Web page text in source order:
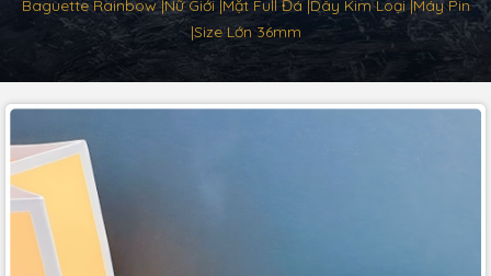
Baguette Rainbow |Nữ Giới |Mặt Full Đá |Dây Kim Loại |Máy Pin
|Size Lớn 36mm